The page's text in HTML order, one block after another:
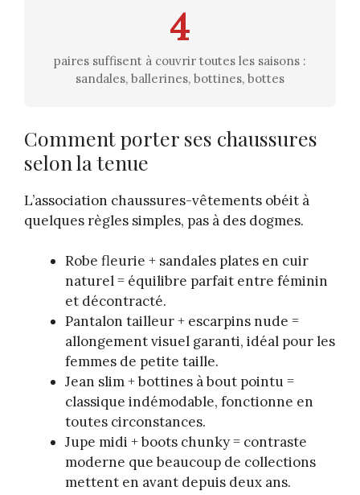
4
paires suffisent à couvrir toutes les saisons :
sandales, ballerines, bottines, bottes
Comment porter ses chaussures
selon la tenue
L’association chaussures-vêtements obéit à
quelques règles simples, pas à des dogmes.
Robe fleurie + sandales plates en cuir
naturel = équilibre parfait entre féminin
et décontracté.
Pantalon tailleur + escarpins nude =
allongement visuel garanti, idéal pour les
femmes de petite taille.
Jean slim + bottines à bout pointu =
classique indémodable, fonctionne en
toutes circonstances.
Jupe midi + boots chunky = contraste
moderne que beaucoup de collections
mettent en avant depuis deux ans.